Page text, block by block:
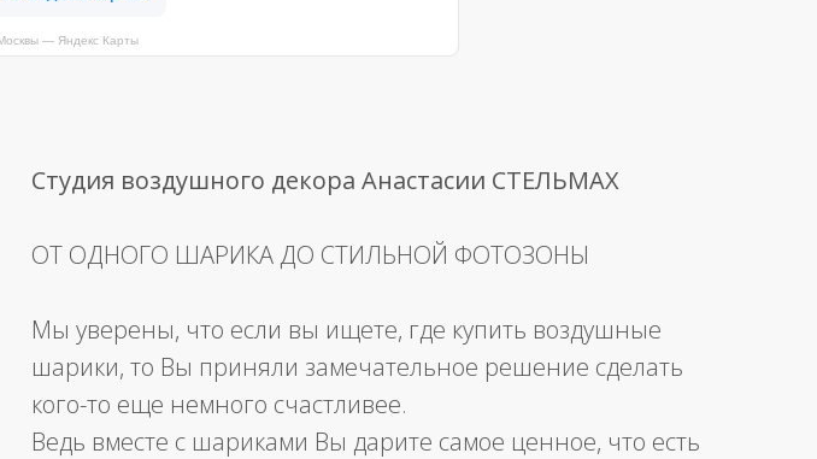
— Яндекс Карты
Студия воздушного декора Анастасии СТЕЛЬМАХ
ОТ ОДНОГО ШАРИКА ДО СТИЛЬНОЙ ФОТОЗОНЫ
Мы уверены, что если вы ищете, где купить воздушные
шарики, то Вы приняли замечательное решение сделать
кого-то еще немного счастливее.
Ведь вместе с шариками Вы дарите самое ценное, что есть